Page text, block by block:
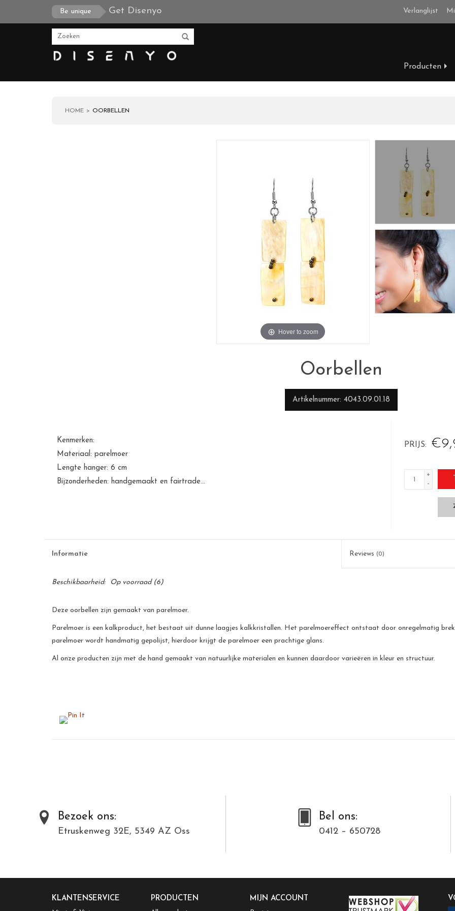
Be unique Get Disenyo Verlanglijst
Producten
HOME OORBELLEN
Hover to zoom
Oorbellen
Artikelnummer 4043.09.01.18
PRIJS
+
-
Kenmerken:
Materiaal: parelmoer
Lengte hanger: 6 cm
Bijzonderheden: handgemaakt en fairtrade...
Informatie Reviews (0)
Beschikbaarheid: Op voorraad(6)
Deze oorbellen zijn gemaakt van parelmoer.
Parelmoer is een kalkproduct, het bestaat uit dunne laagjes kalkkristallen. Het parelmoereffect ontstaat door onregelmatig
parelmoer wordt handmatig gepolijst, hierdoor krijgt de parelmoer een prachtige glans.
Al onze producten zijn met de hand gemaakt van natuurlijke materialen en kunnen daardoor varieëren in kleur en structuur.
Bezoek ons:
Etruskenweg 32E, 5349 AZ Oss
Bel ons:
0412 – 650728
KLANTENSERVICE PRODUCTEN MIJN ACCOUNT